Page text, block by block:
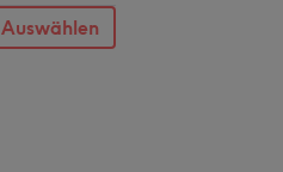
Auswählen